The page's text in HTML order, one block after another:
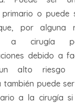
o puede
por alguna
a cirugía
debido a
alto riesgo
también puede
a la cirugía